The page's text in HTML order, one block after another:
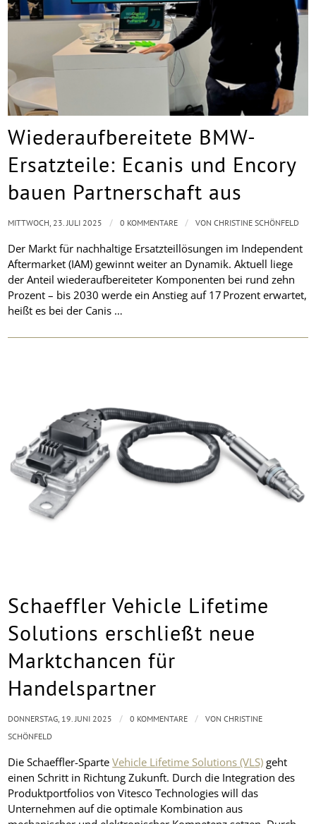
Wiederaufbereitete BMW-
Ersatzteile: Ecanis und Encory
bauen Partnerschaft aus
Der Markt für nachhaltige Ersatzteillösungen im Independent
Aftermarket (IAM) gewinnt weiter an Dynamik. Aktuell liege
der Anteil wiederaufbereiteter Komponenten bei rund zehn
Prozent – bis 2030 werde ein Anstieg auf 17 Prozent erwartet,
heißt es bei der Canis …
MITTWOCH, 23. JULI 2025 / 0 KOMMENTARE / VONCHRISTINE SCHÖNFELD
Schaeffler Vehicle Lifetime
Solutions erschließt neue
Marktchancen für
Handelspartner
Die Schaeffler-SparteVehicle Lifetime Solutions (VLS) geht
einen Schritt in Richtung Zukunft. Durch die Integration des
Produktportfolios von Vitesco Technologies will das
Unternehmen auf die optimale Kombination aus
DONNERSTAG, 19. JUNI 2025 / 0 KOMMENTARE / VONCHRISTINE
SCHÖNFELD